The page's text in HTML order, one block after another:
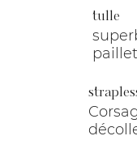
tulle